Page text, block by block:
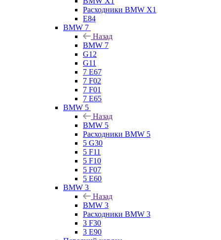
Расходники BMW X1
E84
BMW 7
Назад
BMW 7
G12
G11
7 Е67
7 F02
7 F01
7 E65
BMW 5
Назад
BMW 5
Расходники BMW 5
5 G30
5 F11
5 F10
5 F07
5 E60
BMW 3
Назад
BMW 3
Расходники BMW 3
3 F30
3 E90